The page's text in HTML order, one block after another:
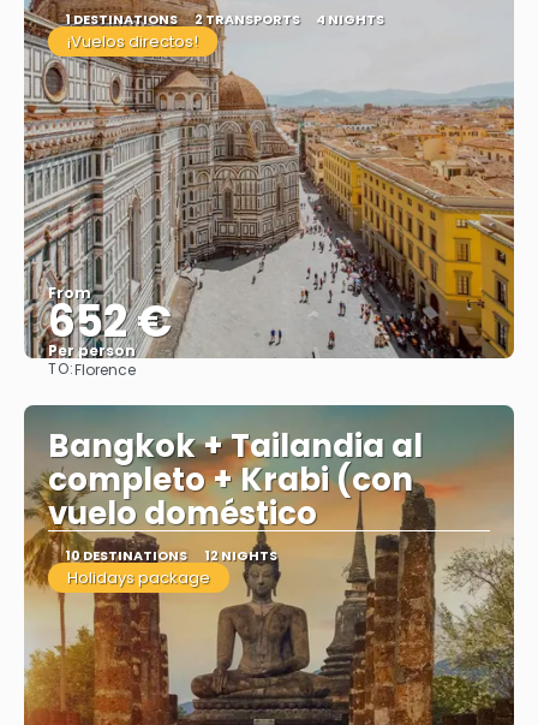
1 DESTINATIONS 2 TRANSPORTS 4 NIGHTS
¡Vuelos directos!
From
652 €
Per person
TO:Florence
Bangkok + Tailandia al
completo + Krabi (con
vuelo doméstico
10 DESTINATIONS 12 NIGHTS
Holidays package